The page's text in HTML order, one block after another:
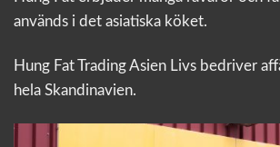
används i det asiatiska köket.
Hung Fat Trading Asien Livs bedriver
hela Skandinavien.